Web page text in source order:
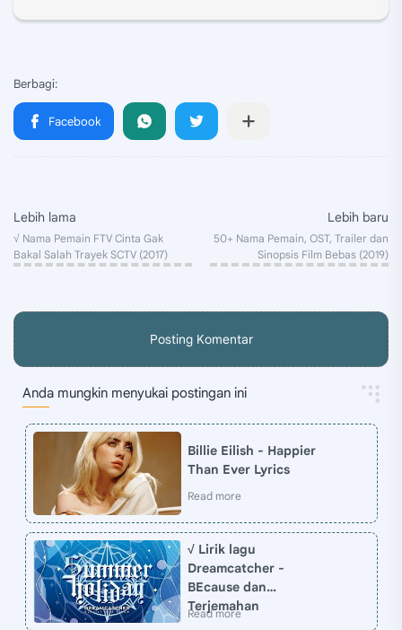
Posting Komentar
Anda mungkin menyukai postingan ini
Billie Eilish - Happier
Than Ever Lyrics
√ Lirik lagu
Dreamcatcher -
BEcause dan
Terjemahan